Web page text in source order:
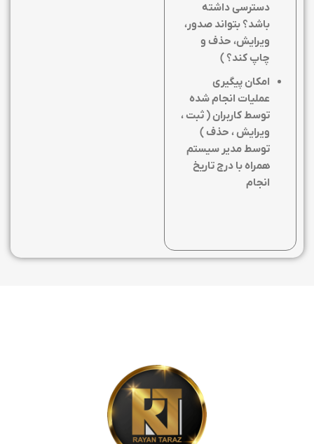
دسترسی داشته
باشد؟ بتواند صدور،
ویرایش، حذف و
چاپ کند؟ )
امکان پیگیری
عملیات انجام شده
توسط کاربران ( ثبت ،
ویرایش ، حذف )
توسط مدیر سیستم
همراه با درج تاریخ
انجام